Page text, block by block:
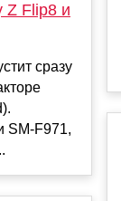
Z Flip8 и
сразу
SM-F971,